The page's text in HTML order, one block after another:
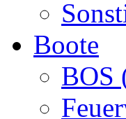
Boote
BOS